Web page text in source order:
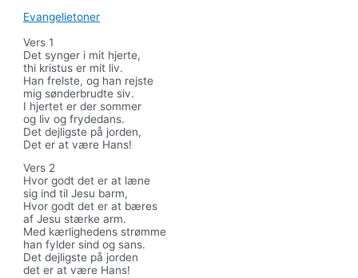
Evangelietoner
Vers 1
Det synger i mit hjerte,
thi kristus er mit liv.
Han frelste, og han rejste
mig sønderbrudte siv.
I hjertet er der sommer
og liv og frydedans.
Det dejligste på jorden,
Det er at være Hans!
Vers 2
Hvor godt det er at læne
sig ind til Jesu barm,
Hvor godt det er at bæres
af Jesu stærke arm.
Med kærlighedens strømme
han fylder sind og sans.
Det dejligste på jorden
det er at være Hans!